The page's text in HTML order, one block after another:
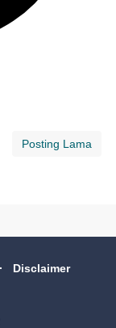
Posting Lama
Disclaimer